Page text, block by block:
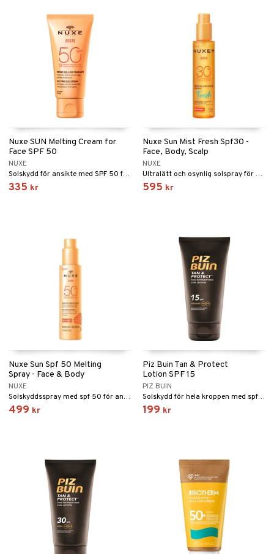
Nuxe SUN Melting Cream for
Face SPF 50
NUXE
Solskydd för ansikte med SPF 50 från Nuxe
335 kr
Nuxe Sun Mist Fresh Spf30 -
Face, Body, Scalp
NUXE
Ultralätt och osynlig solspray för ansikte, kropp och hårbotten.
595 kr
Nuxe Sun Spf 50 Melting
Spray - Face & Body
NUXE
Solskyddsspray med spf 50 för ansikte och kropp från Nuxe
499 kr
Piz Buin Tan & Protect
Lotion SPF 15
PIZ BUIN
Solskydd för hela kroppen med spf 15 från Piz Buin
199 kr